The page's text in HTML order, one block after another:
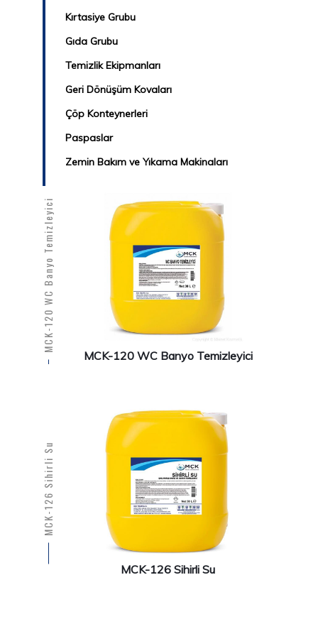
Kırtasiye Grubu
Gıda Grubu
Temizlik Ekipmanları
Geri Dönüşüm Kovaları
Çöp Konteynerleri
Paspaslar
Zemin Bakım ve Yıkama Makinaları
MCK-120 WC Banyo Temizleyici
MCK-120 WC Banyo Temizleyici
MCK-126 Sihirli Su
MCK-126 Sihirli Su